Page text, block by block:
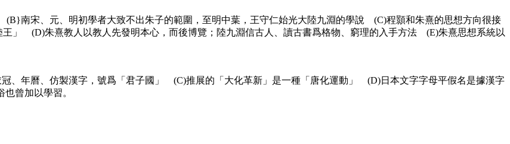
南宋、元、明初學者大致不出朱子的範圍，至明中葉，王守仁始光大陸九淵的學說 (C)程顥和朱熹的思想方向很接
」 (D)朱熹教人以教人先發明本心，而後博覽；陸九淵信古人、讀古書爲格物、窮理的入手方法 (E)朱熹思想系統以
、年曆、仿製漢字，號爲「君子國」 (C)推展的「大化革新」是一種「唐化運動」 (D)日本文字字母平假名是據漢字
曾加以學習。